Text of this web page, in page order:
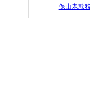
保山老款